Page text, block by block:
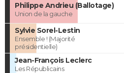
Philippe Andrieu (Ballotage)
Union de la gauche
Sylvie Sorel-Lestin
Ensemble ! (Majorité
présidentielle)
Jean-François Leclerc
Les Républicains